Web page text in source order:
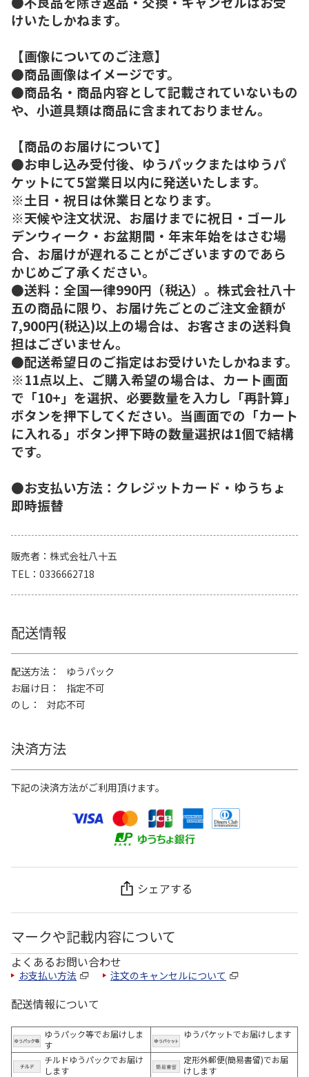
けいたしかねます。
【画像についてのご注意】
●商品画像はイメージです。
●商品名・商品内容として記載されていないもの
や、小道具類は商品に含まれておりません。
【商品のお届けについて】
●お申し込み受付後、ゆうパックまたはゆうパ
ケットにて5営業日以内に発送いたします。
※土日・祝日は休業日となります。
※天候や注文状況、お届けまでに祝日・ゴール
デンウィーク・お盆期間・年末年始をはさむ場
合、お届けが遅れることがございますのであら
かじめご了承ください。
●送料：全国一律990円（税込）。株式会社八十
五の商品に限り、お届け先ごとのご注文金額が
7,900円(税込)以上の場合は、お客さまの送料負
担はございません。
●配送希望日のご指定はお受けいたしかねます。
※11点以上、ご購入希望の場合は、カート画面
で「10+」を選択、必要数量を入力し「再計算」
ボタンを押下してください。当画面での「カート
に入れる」ボタン押下時の数量選択は1個で結構
です。
●お支払い方法：クレジットカード・ゆうちょ
即時振替
販売者
株式会社八十五
TEL
0336662718
配送情報
配送方法
ゆうパック
お届け日
指定不可
のし
対応不可
決済方法
下記の決済方法がご利用頂けます。
シェアする
マークや記載内容について
よくあるお問い合わせ
お支払い方法 注文のキャンセルについて
配送情報について
ゆうパック等でお届けしま
す
ゆうパケットでお届けします
チルドゆうパックでお届け
します
定形外郵便(簡易書留)でお届
けします